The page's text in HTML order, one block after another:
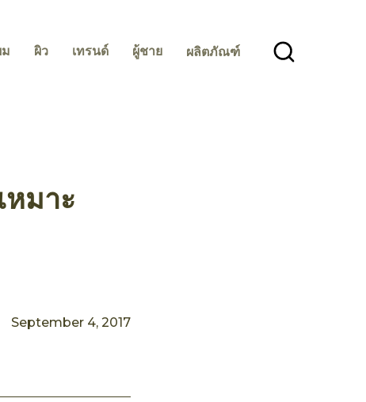
ผิว เทรนด์ ผู้ชาย ผลิตภัณฑ์
หมาะ
September 4, 2017